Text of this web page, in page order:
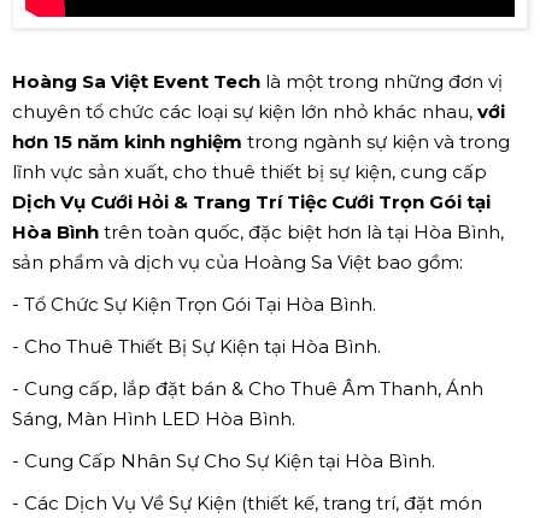
Hoàng Sa Việt Event Tech là một trong những đơn vị
chuyên tổ chức các loại sự kiện lớn nhỏ khác nhau, với
hơn 15 năm kinh nghiệm trong ngành sự kiện và trong
lĩnh vực sản xuất, cho thuê thiết bị sự kiện, cung cấp
Dịch Vụ Cưới Hỏi & Trang Trí Tiệc Cưới Trọn Gói tại
Hòa Bình trên toàn quốc, đặc biệt hơn là tại Hòa Bình,
sản phẩm và dịch vụ của Hoàng Sa Việt bao gồm:
- Tổ Chức Sự Kiện Trọn Gói Tại Hòa Bình.
- Cho Thuê Thiết Bị Sự Kiện tại Hòa Bình.
- Cung cấp, lắp đặt bán & Cho Thuê Âm Thanh, Ánh
Sáng, Màn Hình LED Hòa Bình.
- Cung Cấp Nhân Sự Cho Sự Kiện tại Hòa Bình.
- Các Dịch Vụ Về Sự Kiện (thiết kế, trang trí, đặt món